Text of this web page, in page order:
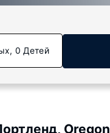
0 Детей
Oregon